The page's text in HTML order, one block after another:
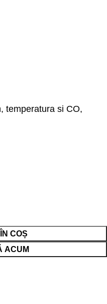
temperatura si CO,
COȘ
ACUM